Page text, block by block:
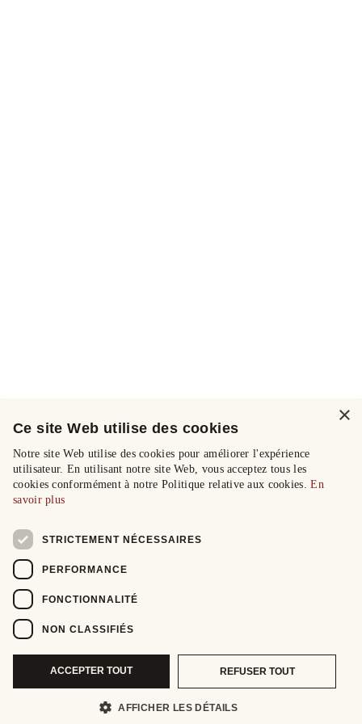
×
Ce site Web utilise des cookies
Notre site Web utilise des cookies pour améliorer l'expérience
utilisateur. En utilisant notre site Web, vous acceptez tous les
cookies conformément à notre Politique relative aux cookies.En
savoir plus
STRICTEMENT NÉCESSAIRES
PERFORMANCE
FONCTIONNALITÉ
NON CLASSIFIÉS
ACCEPTER TOUT REFUSER TOUT
AFFICHER LES DÉTAILS